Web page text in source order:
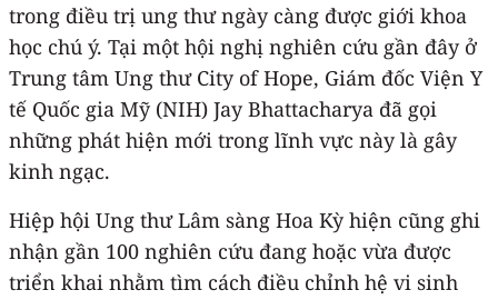
trong điều trị ung thư ngày càng được giới khoa
học chú ý. Tại một hội nghị nghiên cứu gần đây ở
Trung tâm Ung thư City of Hope, Giám đốc Viện Y
tế Quốc gia Mỹ (NIH) Jay Bhattacharya đã gọi
những phát hiện mới trong lĩnh vực này là gây
kinh ngạc.
Hiệp hội Ung thư Lâm sàng Hoa Kỳ hiện cũng ghi
nhận gần 100 nghiên cứu đang hoặc vừa được
triển khai nhằm tìm cách điều chỉnh hệ vi sinh